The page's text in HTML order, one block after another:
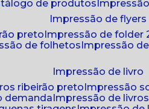
de produtos
impressão de flyers
preto impressão de folder
de folhetos impressão
impressão de livro
ribeirão preto impressão
demanda impressão de